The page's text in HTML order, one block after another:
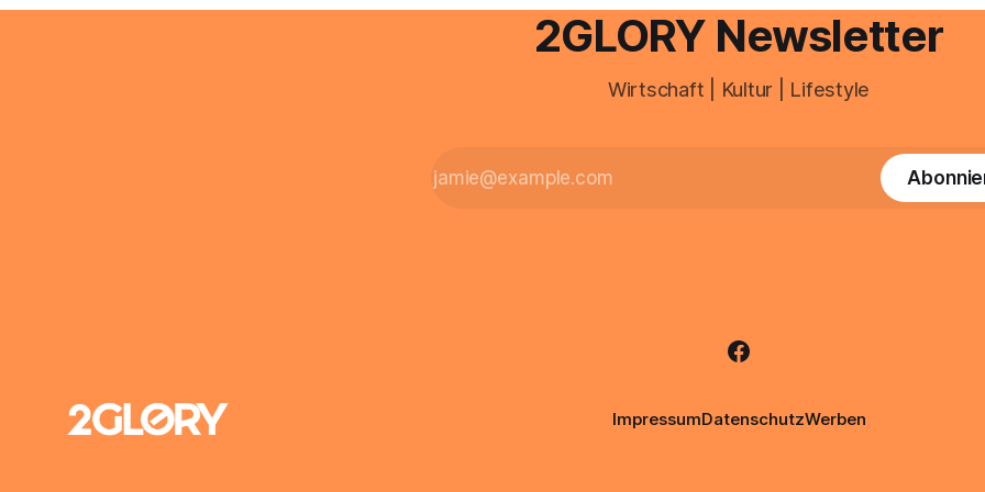
Unreinheiten. Professionelle
2GLORY Newsletter
Wirtschaft | Kultur | Lifestyle
ImpressumDatenschutzWerben